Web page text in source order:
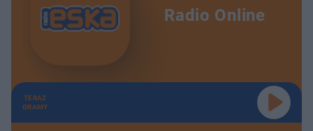
Radio Online
TERAZ
GRAMY